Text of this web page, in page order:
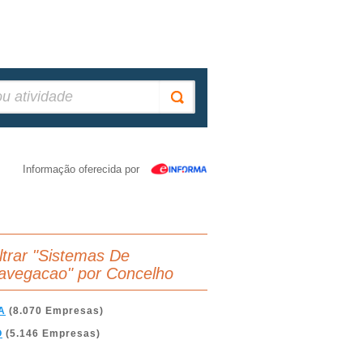
Informação oferecida por
"Sistemas De
por Concelho
(8.070 Empresas)
(5.146 Empresas)